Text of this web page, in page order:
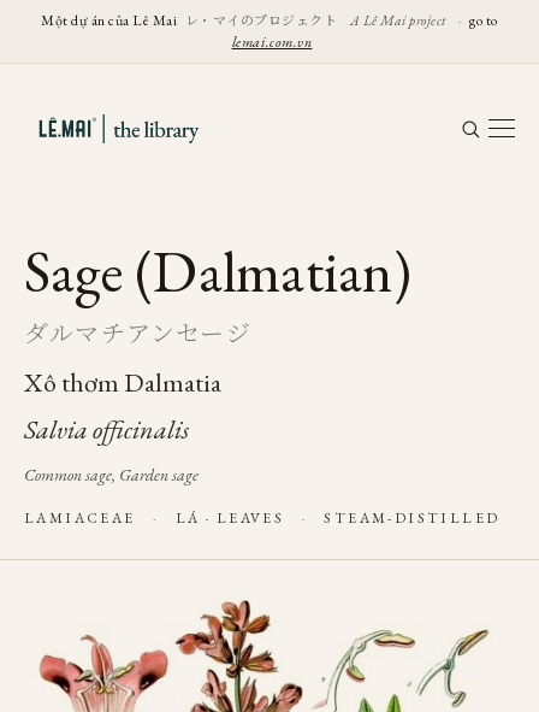
Một dự án của Lê Mai レ・マイのプロジェクト A Lê Mai project · go to
lemai.com.vn
Sage (Dalmatian)
ダルマチアンセージ
Xô thơm Dalmatia
Salvia officinalis
Common sage, Garden sage
LAMIACEAE · LÁ · LEAVES · STEAM-DISTILLED